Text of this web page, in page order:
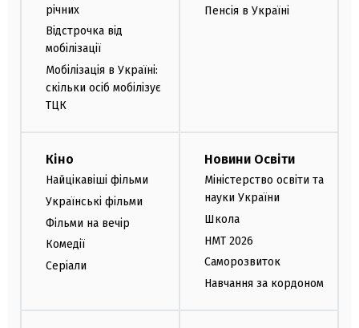
річних
Відстрочка від
мобілізації
Мобілізація в Україні:
скільки осіб мобілізує
ТЦК
Пенсія в Україні
Кіно
Найцікавіші фільми
Українські фільми
Фільми на вечір
Комедії
Серіали
Новини Освіти
Міністерство освіти та
науки України
Школа
НМТ 2026
Саморозвиток
Навчання за кордоном